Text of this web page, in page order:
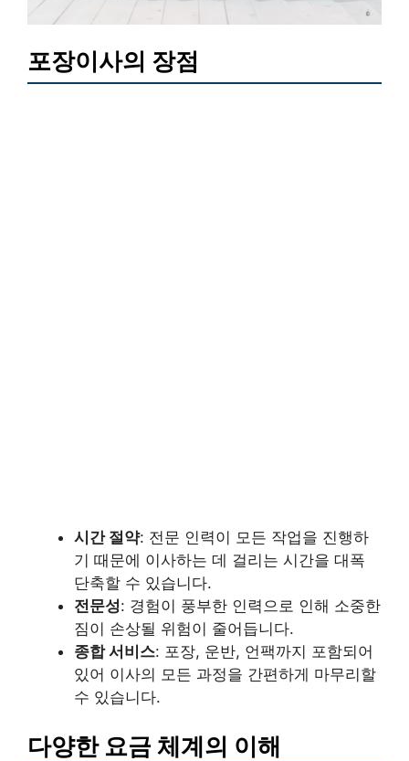
포장이사의 장점
시간 절약: 전문 인력이 모든 작업을 진행하
기 때문에 이사하는 데 걸리는 시간을 대폭
단축할 수 있습니다.
전문성: 경험이 풍부한 인력으로 인해 소중한
짐이 손상될 위험이 줄어듭니다.
종합 서비스: 포장, 운반, 언팩까지 포함되어
있어 이사의 모든 과정을 간편하게 마무리할
수 있습니다.
다양한 요금 체계의 이해